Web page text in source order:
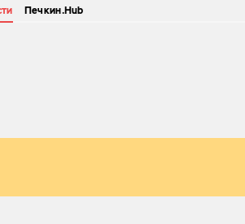
Печкин.Hub